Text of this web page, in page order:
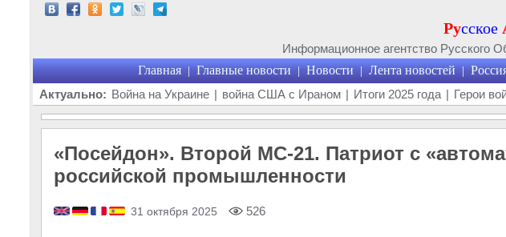
Русское
Информационное агентство Русского
Главная | Главные новости | Новости | Лента новостей |
Актуально: Война на Украине | война США с Ираном | Итоги 2025 года | Герои
«Посейдон». Второй МС-21. Патриот с
российской промышленности
31 октября 2025 526